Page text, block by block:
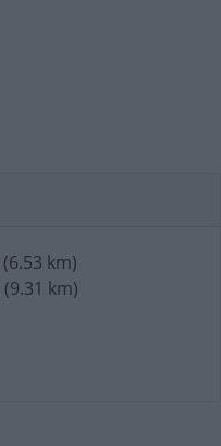
(6.53 km)
(9.31 km)